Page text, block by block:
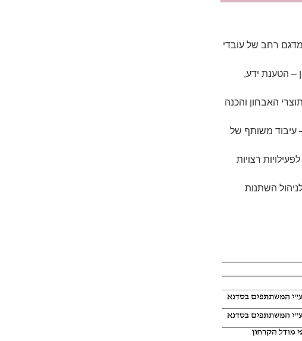
רחב של עובדי
– הטענת ידע,
האבחון והכנה
עיבוד משותף של
רצויות
השתנות